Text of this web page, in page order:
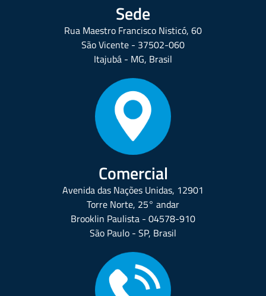
Sede
Rua Maestro Francisco Nisticó, 60
São Vicente - 37502-060
Itajubá - MG, Brasil
Comercial
Avenida das Nações Unidas, 12901
Torre Norte, 25° andar
Brooklin Paulista - 04578-910
São Paulo - SP, Brasil